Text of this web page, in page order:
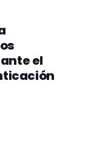
el